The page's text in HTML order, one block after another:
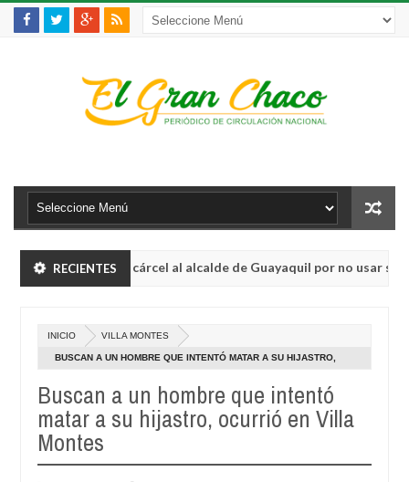
RECIENTES
a 3 años de cárcel al alcalde de Guayaquil por no usar su
a 3 años de cárcel al alcalde de Guayaquil por no usar su
La víctima 150 de feminicidios en Argentina, es una
INICIO VILLA MONTES
BUSCAN A UN HOMBRE QUE INTENTÓ MATAR A SU HIJASTRO,
Buscan a un hombre que intentó
matar a su hijastro, ocurrió en Villa
Montes